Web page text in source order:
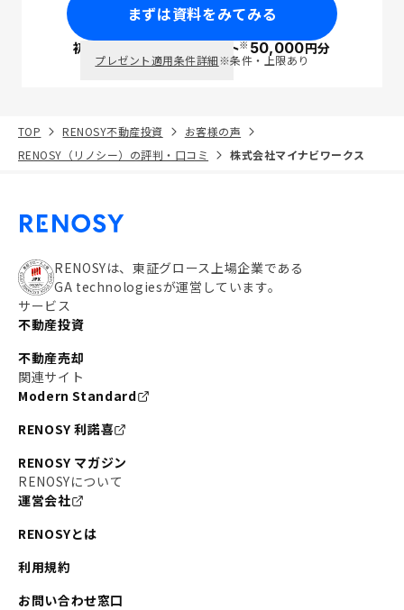
まずは資料をみてみる
初回面談で ポイント※50,000円分
プレゼント適用条件詳細※条件・上限あり
TOP RENOSY不動産投資
お客様の声
RENOSY（リノシー）の評判・口コミ
株式会社マイナビワークス
RENOSYは、東証グロース上場企業である
GA technologiesが運営しています。
サービス
不動産投資
不動産売却
関連サイト
Modern Standard
RENOSY 利諾喜
RENOSY マガジン
RENOSYについて
運営会社
RENOSYとは
利用規約
お問い合わせ窓口